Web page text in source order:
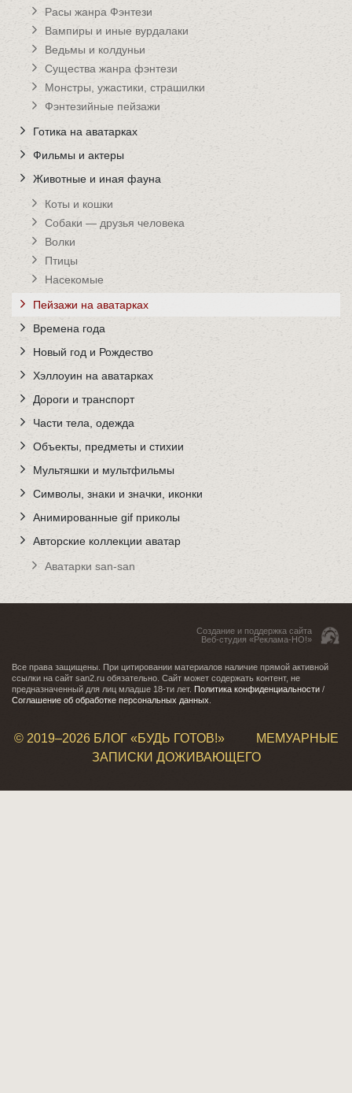
Расы жанра Фэнтези
Вампиры и иные вурдалаки
Ведьмы и колдуньи
Существа жанра фэнтези
Монстры, ужастики, страшилки
Фэнтезийные пейзажи
Готика на аватарках
Фильмы и актеры
Животные и иная фауна
Коты и кошки
Собаки — друзья человека
Волки
Птицы
Насекомые
Пейзажи на аватарках
Времена года
Новый год и Рождество
Хэллоуин на аватарках
Дороги и транспорт
Части тела, одежда
Объекты, предметы и стихии
Мультяшки и мультфильмы
Символы, знаки и значки, иконки
Анимированные gif приколы
Авторские коллекции аватар
Аватарки san-san
Создание и поддержка сайта
Веб-студия «Реклама-НО!»
Все права защищены. При цитировании материалов наличие прямой активной
ссылки на сайт san2.ru обязательно. Сайт может содержать контент, не
предназначенный для лиц младше 18-ти лет. Политика конфиденциальности /
Соглашение об обработке персональных данных
© 2019–2026 БЛОГ «БУДЬ ГОТОВ!»
МЕМУАРНЫЕ
ЗАПИСКИ ДОЖИВАЮЩЕГО